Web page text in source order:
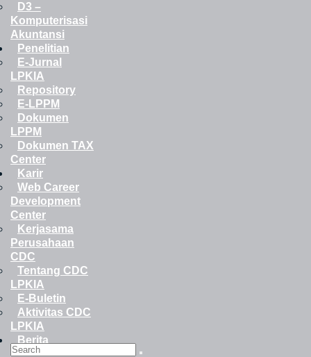
D3 –
Komputerisasi
Akuntansi
Penelitian
E-Jurnal
LPKIA
Repository
E-LPPM
Dokumen
LPPM
Dokumen TAX
Center
Karir
Web Career
Development
Center
Kerjasama
Perusahaan
CDC
Tentang CDC
LPKIA
E-Buletin
Aktivitas CDC
LPKIA
Berita
Search